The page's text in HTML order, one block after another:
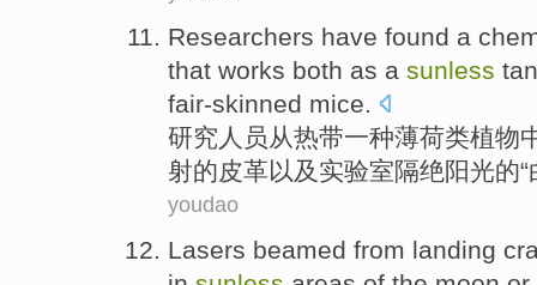
Researchers have found a
that works both as a sunless
fair-skinned mice.
研究人员 从热带一种薄荷类植物
射的皮革以及 实验室隔绝阳光的“
youdao
Lasers beamed from landing